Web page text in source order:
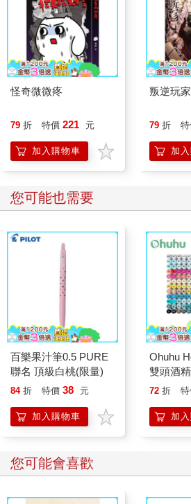
怪奇微微疼
79 折 特價 221 元
加入購物車
叛逆玩
79 折
加
您可能也需要
百樂果汁筆0.5 PURE
聯名 頂級白桃(限量)
84 折 特價 38 元
加入購物車
Ohuhu
雙頭酒
72 折
加
您可能會喜歡